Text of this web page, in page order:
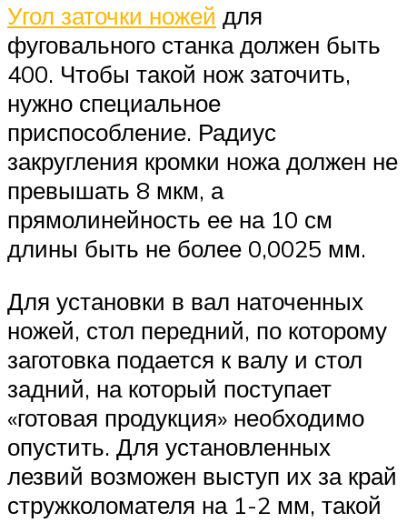
Угол заточки ножей для
фуговального станка должен быть
400. Чтобы такой нож заточить,
нужно специальное
приспособление. Радиус
закругления кромки ножа должен не
превышать 8 мкм, а
прямолинейность ее на 10 см
длины быть не более 0,0025 мм.
Для установки в вал наточенных
ножей, стол передний, по которому
заготовка подается к валу и стол
задний, на который поступает
«готовая продукция» необходимо
опустить. Для установленных
лезвий возможен выступ их за край
стружколомателя на 1-2 мм, такой